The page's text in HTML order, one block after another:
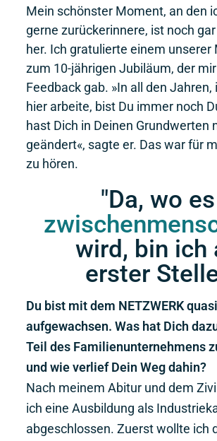
Mein schönster Moment, an den
gerne zurückerinnere, ist noch
her. Ich gratulierte einem unserer
zum 10-jährigen Jubiläum, der
Feedback gab. »In all den Jahren,
hier arbeite, bist Du immer noch
hast Dich in Deinen Grundwerten
geändert«, sagte er. Das war für
zu hören.
"Da, wo es
wird, bin ich
erster
Du bist mit dem NETZWERK quasi
aufgewachsen. Was hat Dich
Teil des Familienunternehmens
und wie verlief Dein Weg dahin?
Nach meinem Abitur und dem
ich eine Ausbildung als
abgeschlossen. Zuerst wollte ich